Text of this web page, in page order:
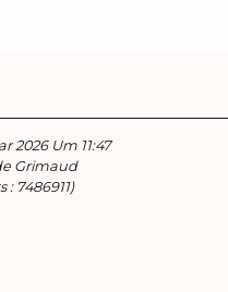
2026 Um 11:47
Grimaud
: 7486911)